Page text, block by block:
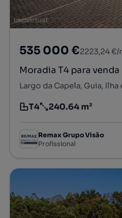
535 000 €2223,24 €/
Moradia T4 para venda
Largo da Capela, Guia,
Tipologia
T4
Preço por metro
240.64 m²
Remax Grupo Visão
Profissional